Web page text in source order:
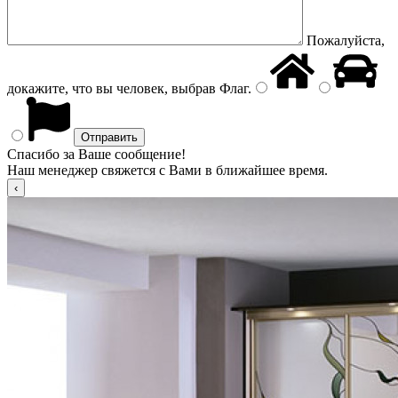
Пожалуйста,
докажите, что вы человек, выбрав Флаг.
Спасибо за Ваше сообщение!
Наш менеджер свяжется с Вами в ближайшее время.